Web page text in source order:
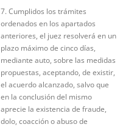
7. Cumplidos los trámites
ordenados en los apartados
anteriores, el juez resolverá en un
plazo máximo de cinco días,
mediante auto, sobre las medidas
propuestas, aceptando, de existir,
el acuerdo alcanzado, salvo que
en la conclusión del mismo
aprecie la existencia de fraude,
dolo, coacción o abuso de